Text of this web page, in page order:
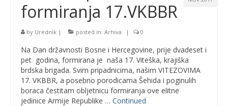
formiranja 17.VKBBR
by Urednik | posted in: Arhiva | 0
Na Dan državnosti Bosne i Hercegovine, prije dvadeset i
pet godina, formirana je naša 17. Viteška, krajiška
brdska brigada. Svim pripadnicima, našim VITEZOVIMA
17. VKBBR, a posebno porodicama Šehida i poginulih
boraca čestitam obljetnicu formiranja ove elitne
jedinice Armije Republike … Continued